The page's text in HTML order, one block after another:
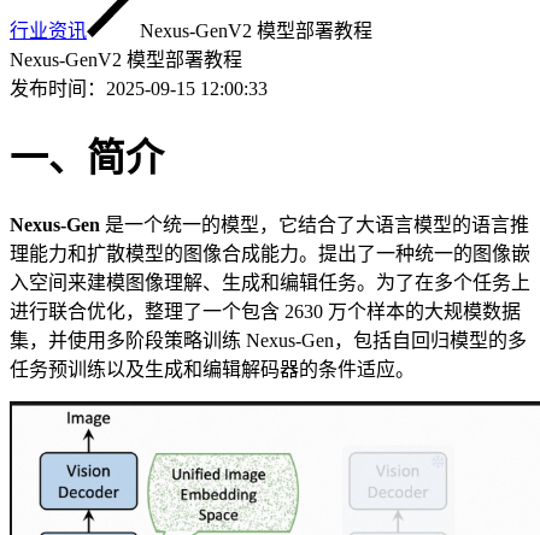
行业资讯
Nexus-GenV2 模型部署教程
Nexus-GenV2 模型部署教程
发布时间： 2025-09-15 12:00:33
一、简介
Nexus-Gen 是一个统一的模型，它结合了大语言模型的语言推
理能力和扩散模型的图像合成能力。提出了一种统一的图像嵌
入空间来建模图像理解、生成和编辑任务。为了在多个任务上
进行联合优化，整理了一个包含 2630 万个样本的大规模数据
集，并使用多阶段策略训练 Nexus-Gen，包括自回归模型的多
任务预训练以及生成和编辑解码器的条件适应。